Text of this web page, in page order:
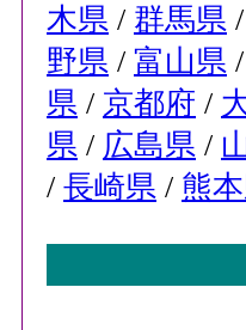
木県 / 群馬県 /
野県 / 富山県 /
県 / 京都府 /
県 / 広島県 /
/ 長崎県 / 熊